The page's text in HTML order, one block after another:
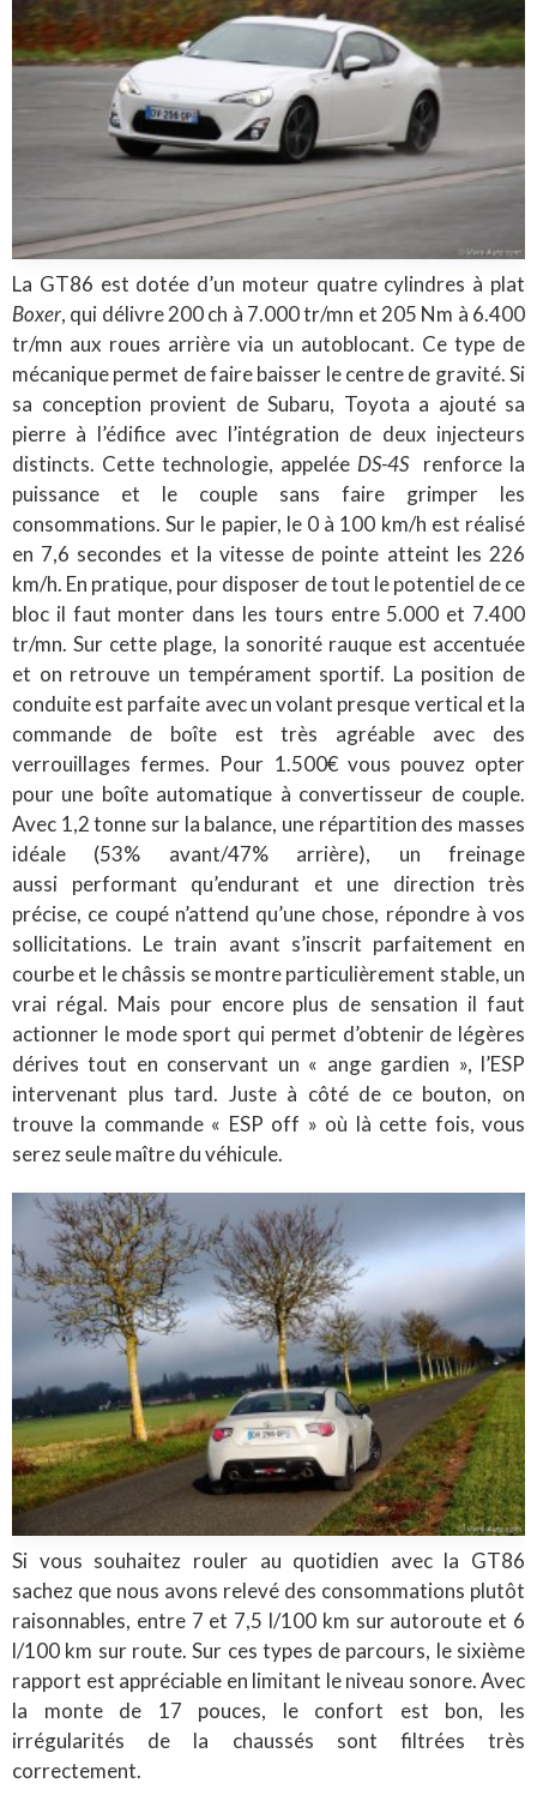
La GT86 est dotée d’un moteur quatre cylindres à plat
Boxer, qui délivre 200 ch à 7.000 tr/mn et 205 Nm à 6.400
tr/mn aux roues arrière via un autoblocant. Ce type de
mécanique permet de faire baisser le centre de gravité. Si
sa conception provient de Subaru, Toyota a ajouté sa
pierre à l’édifice avec l’intégration de deux injecteurs
distincts. Cette technologie, appelée DS-4Srenforce la
puissance et le couple sans faire grimper les
consommations. Sur le papier, le 0 à 100 km/h est réalisé
en 7,6 secondes et la vitesse de pointe atteint les 226
km/h. En pratique, pour disposer de tout le potentiel de ce
bloc il faut monter dans les tours entre 5.000 et 7.400
tr/mn. Sur cette plage, la sonorité rauque est accentuée
et on retrouve un tempérament sportif. La position de
conduite est parfaite avec un volant presque vertical et la
commande de boîte est très agréable avec des
verrouillages fermes. Pour 1.500€ vous pouvez opter
pour une boîte automatique à convertisseur de couple.
Avec 1,2 tonne sur la balance, une répartition des masses
idéale (53% avant/47% arrière), un freinage
aussi performant qu’endurant et une direction très
précise, ce coupé n’attend qu’une chose, répondre à vos
sollicitations. Le train avant s’inscrit parfaitement en
courbe et le châssis se montre particulièrement stable, un
vrai régal. Mais pour encore plus de sensation il faut
actionner le mode sport qui permet d’obtenir de légères
dérives tout en conservant un « ange gardien », l’ESP
intervenant plus tard. Juste à côté de ce bouton, on
trouve la commande « ESP off » où là cette fois, vous
serez seule maître du véhicule.
Si vous souhaitez rouler au quotidien avec la GT86
sachez que nous avons relevé des consommations plutôt
raisonnables, entre 7 et 7,5 l/100 km sur autoroute et 6
l/100 km sur route. Sur ces types de parcours, le sixième
rapport est appréciable en limitant le niveau sonore. Avec
la monte de 17 pouces, le confort est bon, les
irrégularités de la chaussés sont filtrées très
correctement.